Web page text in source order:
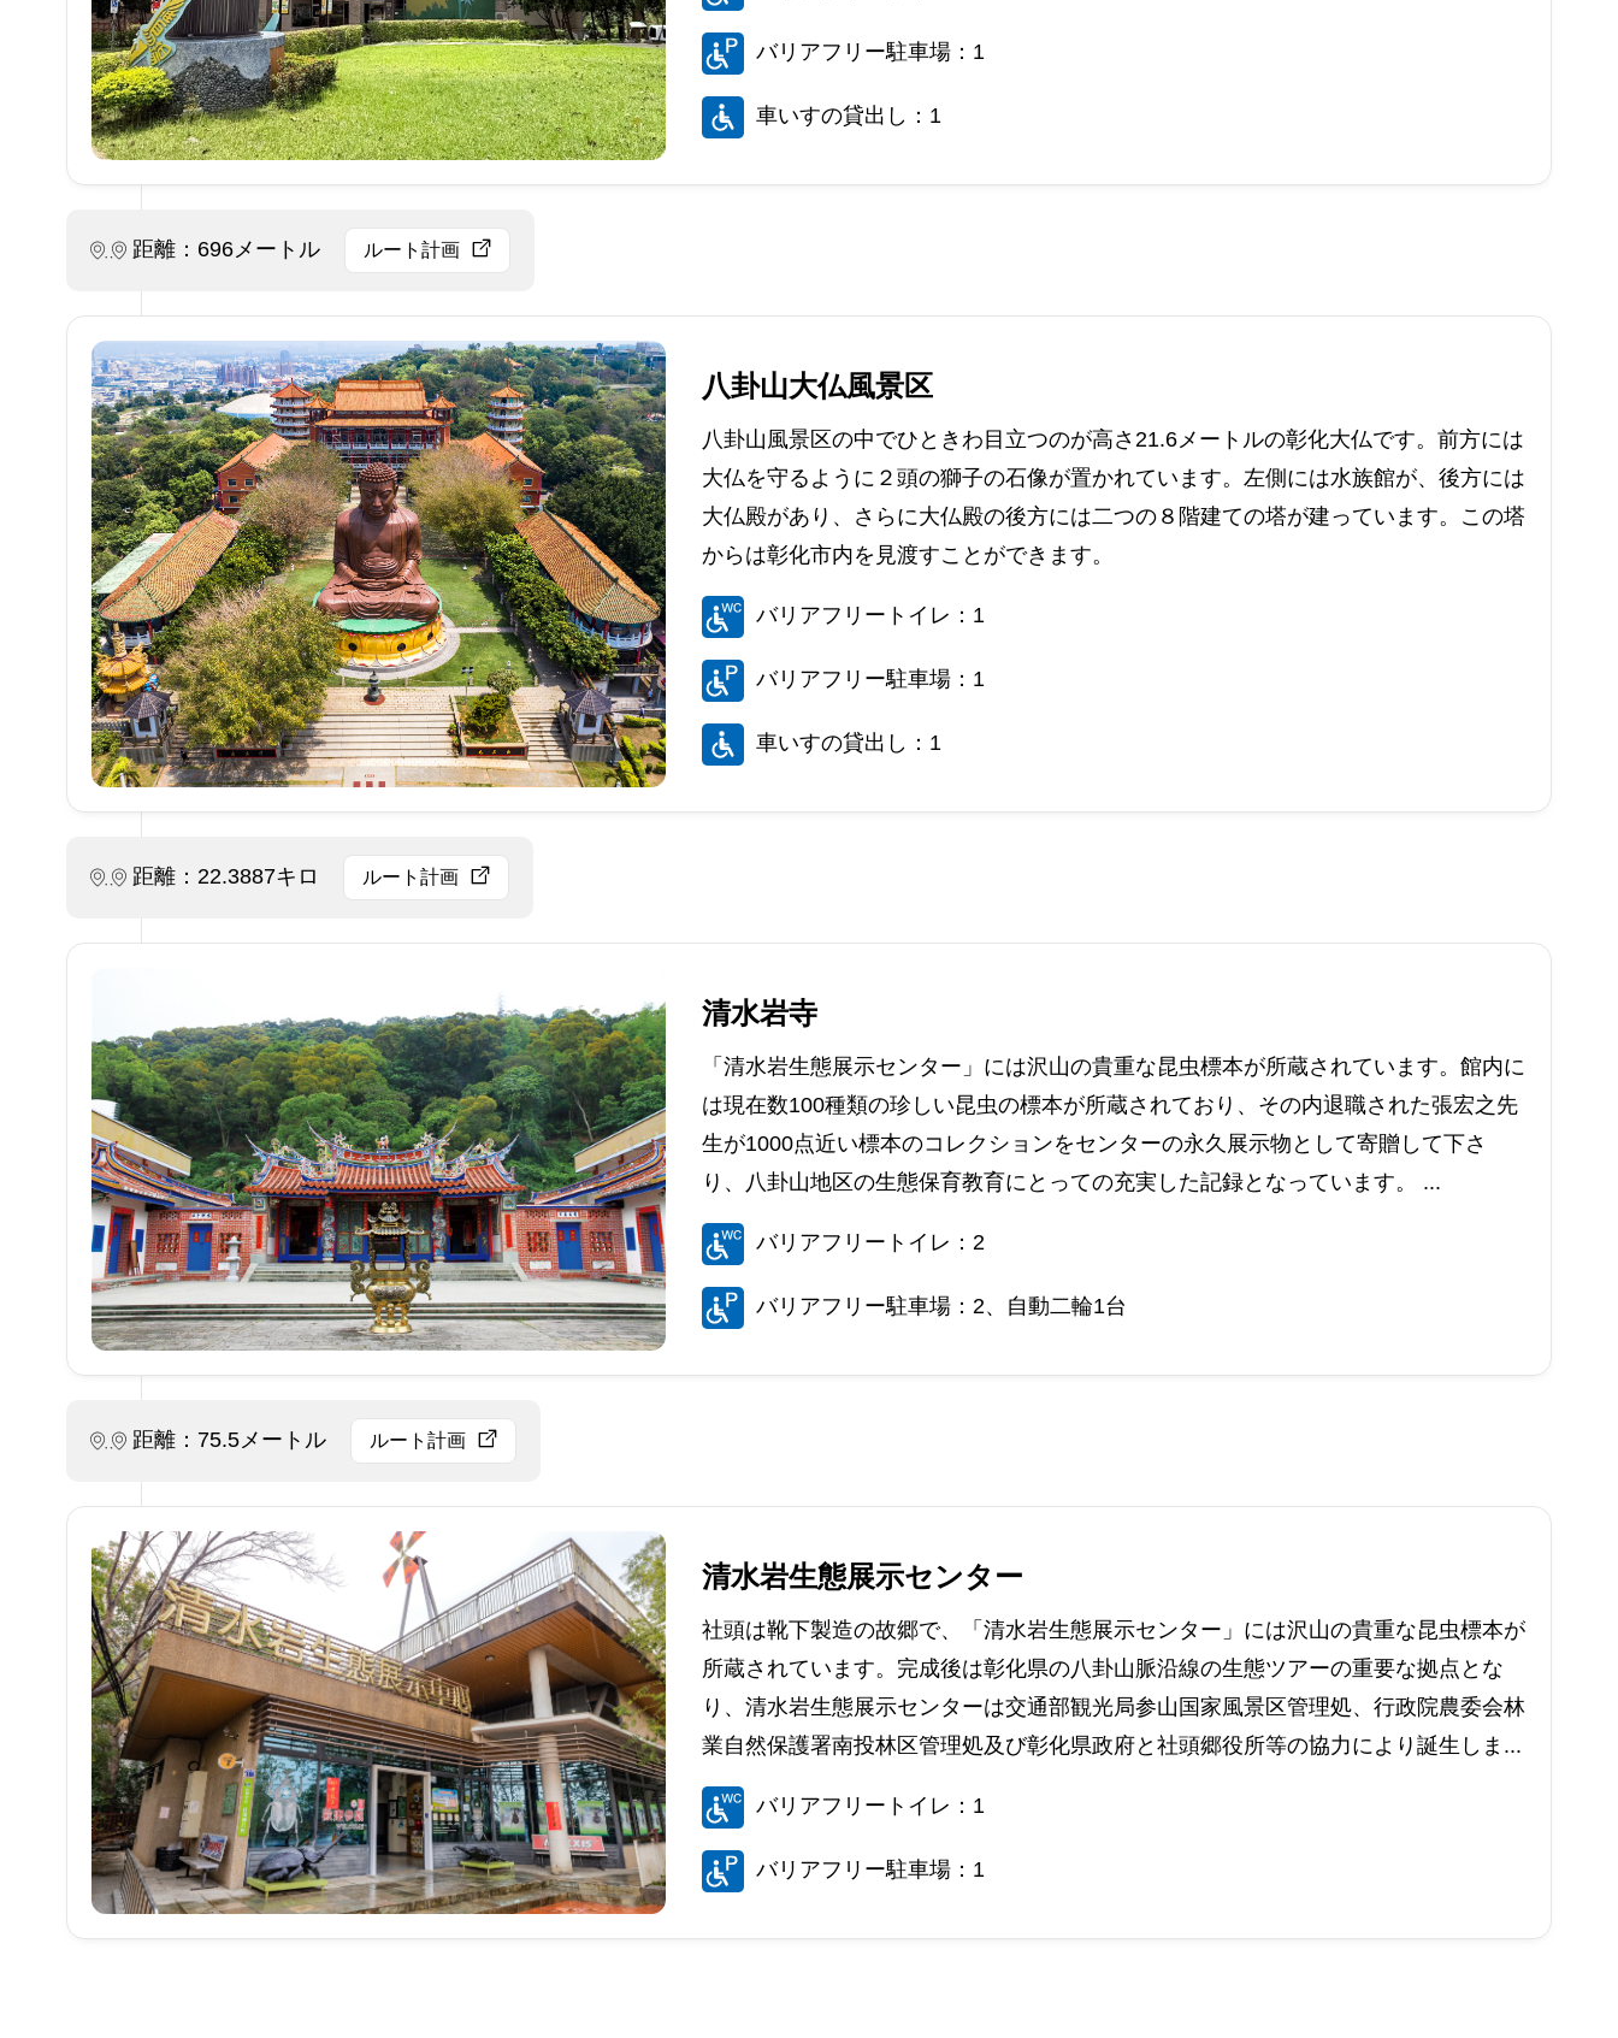
バリアフリー駐車場：1
車いすの貸出し：1
距離：696メートル ルート計画
八卦山大仏風景区
八卦山風景区の中でひときわ目立つのが高さ21.6メートルの彰化大仏です。前方には
大仏を守るように２頭の獅子の石像が置かれています。左側には水族館が、後方には
大仏殿があり、さらに大仏殿の後方には二つの８階建ての塔が建っています。この塔
からは彰化市内を見渡すことができます。
バリアフリートイレ：1
バリアフリー駐車場：1
車いすの貸出し：1
距離：22.3887キロ ルート計画
清水岩寺
「清水岩生態展示センター」には沢山の貴重な昆虫標本が所蔵されています。館内に
は現在数100種類の珍しい昆虫の標本が所蔵されており、その内退職された張宏之先
生が1000点近い標本のコレクションをセンターの永久展示物として寄贈して下さ
り、八卦山地区の生態保育教育にとっての充実した記録となっています。 ...
バリアフリートイレ：2
バリアフリー駐車場：2、自動二輪1台
距離：75.5メートル ルート計画
清水岩生態展示センター
社頭は靴下製造の故郷で、「清水岩生態展示センター」には沢山の貴重な昆虫標本が
所蔵されています。完成後は彰化県の八卦山脈沿線の生態ツアーの重要な拠点とな
り、清水岩生態展示センターは交通部観光局参山国家風景区管理処、行政院農委会林
業自然保護署南投林区管理処及び彰化県政府と社頭郷役所等の協力により誕生しま...
バリアフリートイレ：1
バリアフリー駐車場：1